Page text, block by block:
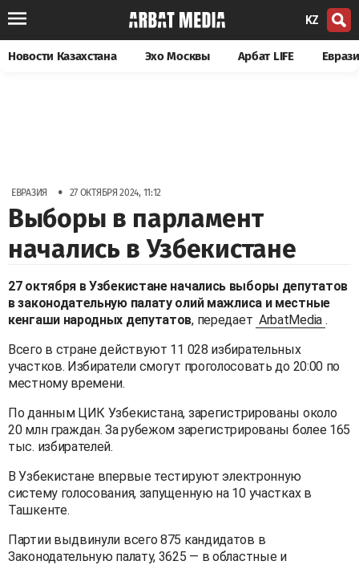
KZ
Новости Казахстана Эхо Москвы Арбат LIFE
ЕВРАЗИЯ • 27 ОКТЯБРЯ 2024, 11:12
Выборы в парламент
начались в Узбекистане
27 октября в Узбекистане начались выборы депутатов
в законодательную палату олий мажлиса и местные
кенгаши народных депутатов, передает ArbatMedia .
Всего в стране действуют 11 028 избирательных
участков. Избиратели смогут проголосовать до 20:00 по
местному времени.
По данным ЦИК Узбекистана, зарегистрированы около
20 млн граждан. За рубежом зарегистрированы более 165
тыс. избирателей.
В Узбекистане впервые тестируют электронную
систему голосования, запущенную на 10 участках в
Ташкенте.
Партии выдвинули всего 875 кандидатов в
Законодательную палату, 3625 — в областные и